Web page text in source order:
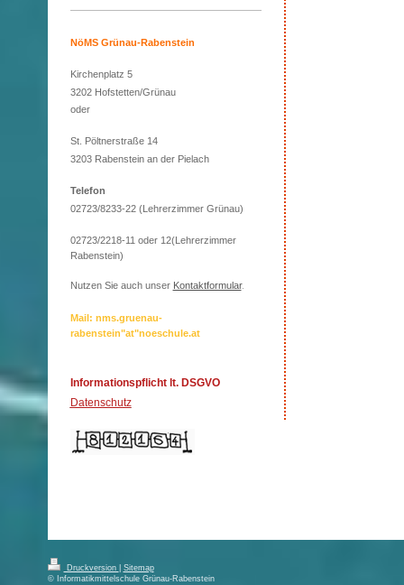
NöMS Grünau-Rabenstein
Kirchenplatz 5
3202 Hofstetten/Grünau
oder
St. Pöltnerstraße 14
3203 Rabenstein an der Pielach
Telefon
02723/8233-22 (Lehrerzimmer Grünau)
02723/2218-11 oder 12(Lehrerzimmer
Rabenstein)
Nutzen Sie auch unser Kontaktformular.
Mail: nms.gruenau-
rabenstein"at"noeschule.at
Informationspflicht lt. DSGVO
Datenschutz
Druckversion
Sitemap
© Informatikmittelschule Grünau-Rabenstein